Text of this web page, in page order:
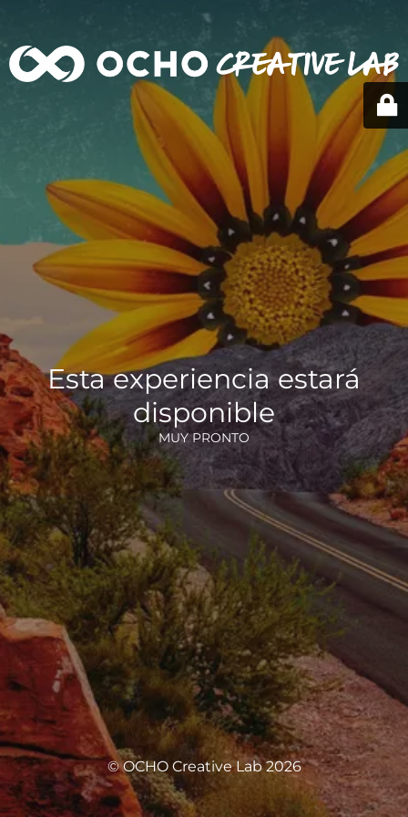
Esta experiencia estará
disponible
MUY PRONTO
© OCHO Creative Lab 2026